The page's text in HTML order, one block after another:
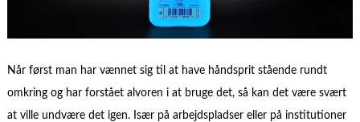
Når først man har vænnet sig til at have håndsprit stående rundt
omkring og har forstået alvoren i at bruge det, så kan det være svært
at ville undvære det igen. Især på arbejdspladser eller på institutioner